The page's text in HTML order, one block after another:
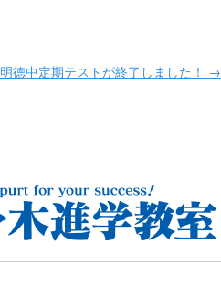
明徳中定期テストが終了しました！ →